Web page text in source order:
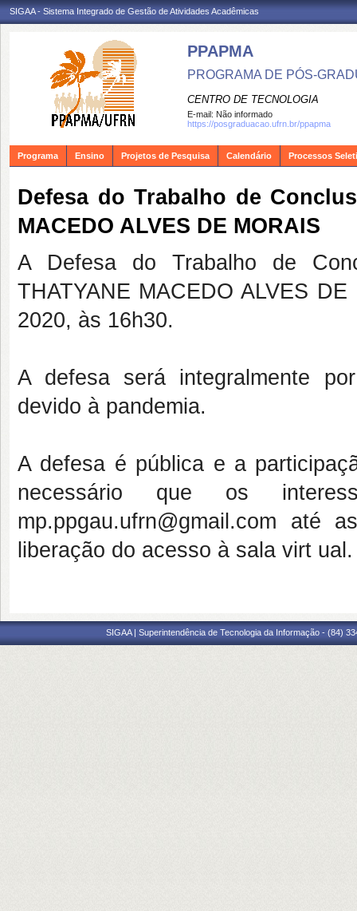
SIGAA - Sistema Integrado de Gestão de Atividades Acadêmicas
PPAPMA
PROGRAMA DE PÓS-
CENTRO DE TECNOLOGIA
E-mail: Não informado
https://posgraduacao.ufrn.br/ppapma
Programa Ensino Projetos de Pesquisa Calendário Processos
Defesa do Trabalho de
MACEDO ALVES DE MORAIS
A Defesa do Trabalho de
THATYANE MACEDO ALVES
2020, às 16h30.
A defesa será integralmente
devido à pandemia.
A defesa é pública e a
necessário que os
mp.ppgau.ufrn@gmail.com até
liberação do acesso à sala virt ual.
SIGAA | Superintendência de Tecnologia da Informação - (84)